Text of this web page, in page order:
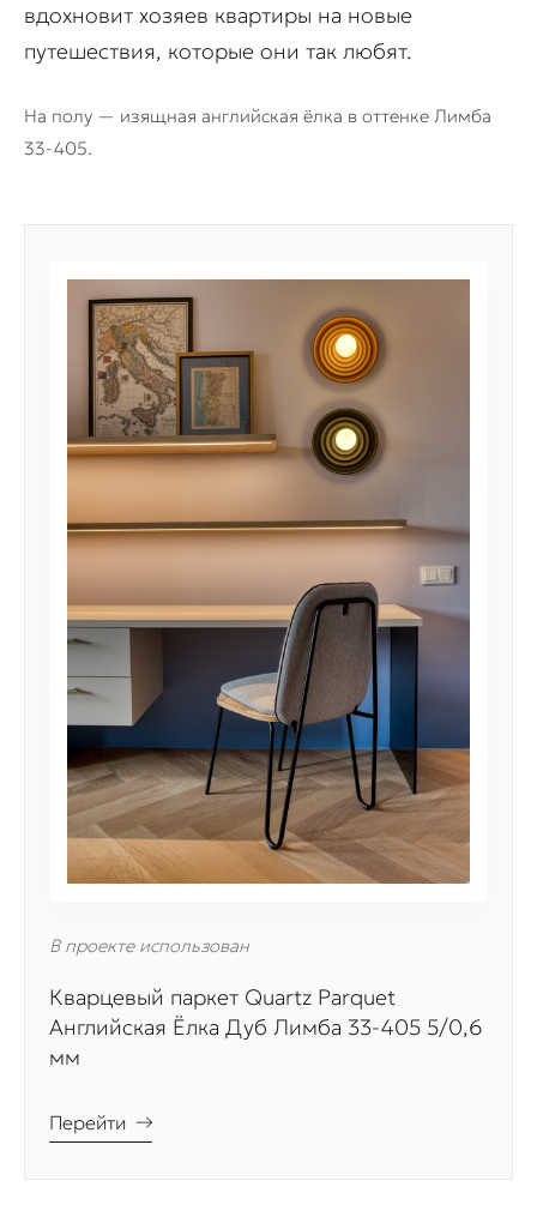
вдохновит хозяев квартиры на новые
путешествия, которые они так любят.
На полу — изящная английская ёлка в оттенке Лимба
33-405.
В проекте использован
Кварцевый паркет Quartz Parquet
Английская Ёлка Дуб Лимба 33-405 5/0,6
мм
Перейти →